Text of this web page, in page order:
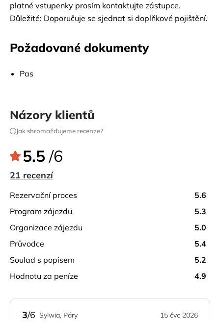
platné vstupenky prosím kontaktujte zástupce.
Důležité: Doporučuje se sjednat si doplňkové pojištění.
Požadované dokumenty
Pas
Názory klientů
Jak shromažďujeme recenze?
5.5 /6
21 recenzí
rezervační proces
5.6
program zájezdu
5.3
organizace zájezdu
5.0
průvodce
5.4
soulad s popisem
5.2
hodnotu za peníze
4.9
3/6 Sylwia, Páry 15 čvc 2026